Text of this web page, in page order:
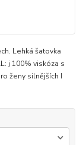
Lehká šatovka
j 100% viskóza s
ženy silnějších I